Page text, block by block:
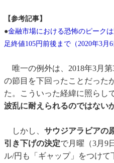
【参考記事】
●金融市場における恐怖のピーク
足終値105円前後まで（2020年3月6
唯一の例外は、2018年3月第
の節目を下回ったことだった
た。こういった経緯に照らし
波乱に耐えられるのではない
しかし、 サウジアラビアの
引き下げの決定で月曜（3月9
ル/円も「ギャップ」をつけて